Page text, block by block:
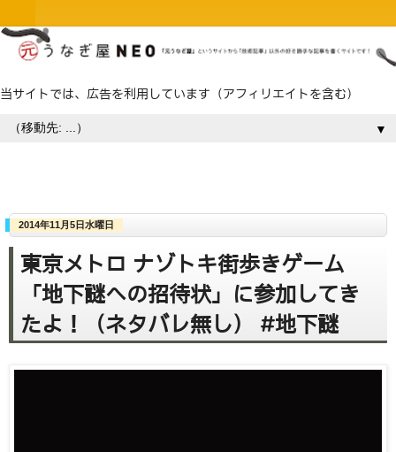
当サイトでは、広告を利用しています（アフィリエイトを含む）
▼
2014年11月5日水曜日
東京メトロ ナゾトキ街歩きゲーム
「地下謎への招待状」に参加してき
たよ！（ネタバレ無し） #地下謎